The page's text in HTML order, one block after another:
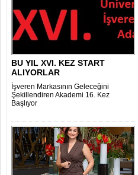
BU YIL XVI. KEZ START
ALIYORLAR
İşveren Markasının Geleceğini
Şekillendiren Akademi 16. Kez
Başlıyor